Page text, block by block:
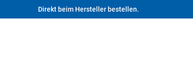
Direkt beim Hersteller bestellen.